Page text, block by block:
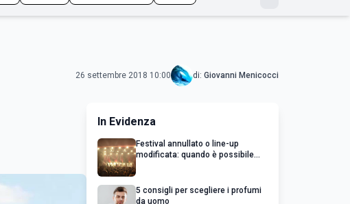
26 settembre 2018 10:00 di: Giovanni Menicocci
In Evidenza
Festival annullato o line-up
modificata: quando è possibile
5 consigli per scegliere i profumi
da uomo